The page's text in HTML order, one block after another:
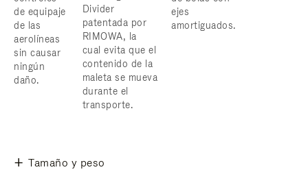
de equipaje
de las
aerolíneas
sin causar
ningún
daño.
Divider
patentada por
RIMOWA, la
cual evita que el
contenido de la
maleta se mueva
durante el
transporte.
ejes
amortiguados.
Tamaño y peso